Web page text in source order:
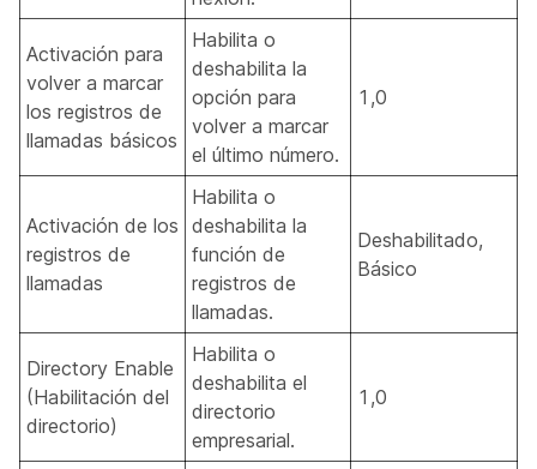
Activación para
volver a marcar
los registros de
llamadas básicos
Habilita o
deshabilita la
opción para
volver a marcar
el último número.
1,0
Activación de los
registros de
llamadas
Habilita o
deshabilita la
función de
registros de
llamadas.
Deshabilitado,
Básico
Directory Enable
(Habilitación del
directorio)
Habilita o
deshabilita el
directorio
empresarial.
1,0